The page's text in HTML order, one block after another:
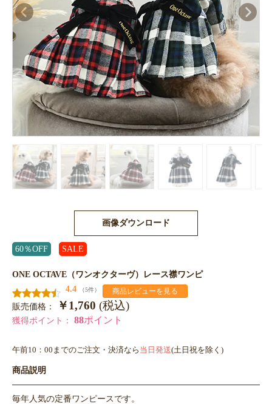
画像ダウンロード
60％OFF SALE
ONE OCTAVE（ワンオクターヴ）レース襟ワンピ
4.4
（5件） 商品レビューを見る
販売価格： ￥1,760 (税込)
獲得ポイント： 88ポイント
午前10：00までのご注文・決済なら 当日発送(土日祝を除く)
商品説明
毎年人気の定番ワンピースです。